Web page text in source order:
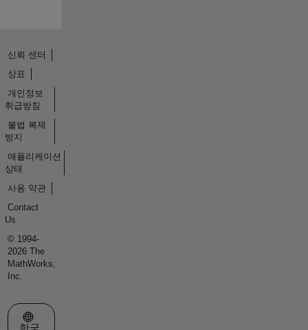
신뢰 센터
상표
개인정보
취급방침
불법 복제
방지
애플리케이션
상태
사용 약관
Contact
Us
© 1994-
2026 The
MathWorks,
Inc.
웹사이트 선택
한국